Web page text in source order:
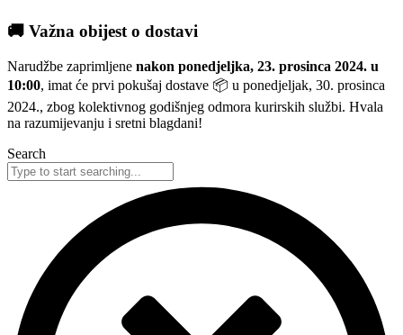
🚚 Važna obijest o dostavi
Narudžbe zaprimljene nakon ponedjeljka, 23. prosinca 2024. u
10:00, imat će prvi pokušaj dostave 📦 u ponedjeljak, 30. prosinca
2024., zbog kolektivnog godišnjeg odmora kurirskih službi. Hvala
na razumijevanju i sretni blagdani!
Search